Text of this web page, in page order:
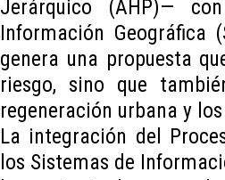
Jerárquico (AHP)—
Información Geográfica
genera una propuesta
riesgo, sino que
regeneración urbana y
La integración del
los Sistemas de